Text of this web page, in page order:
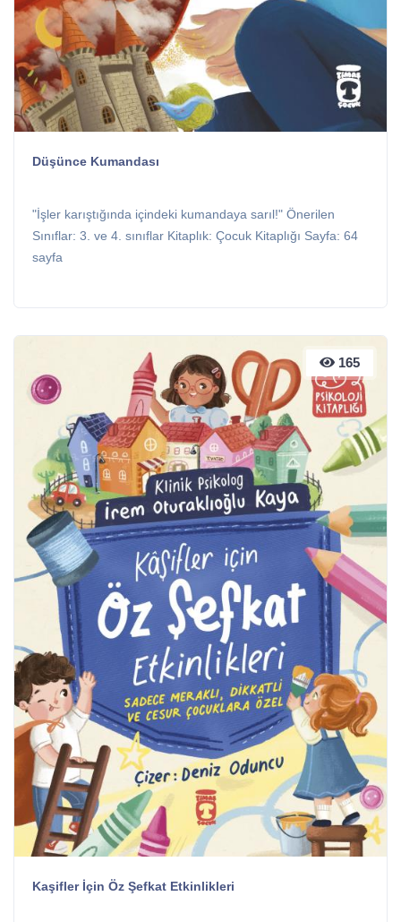
Düşünce Kumandası
"İşler karıştığında içindeki kumandaya sarıl!" Önerilen
Sınıflar: 3. ve 4. sınıflar Kitaplık: Çocuk Kitaplığı Sayfa: 64
sayfa
165
165
Kaşifler İçin Öz Şefkat Etkinlikleri